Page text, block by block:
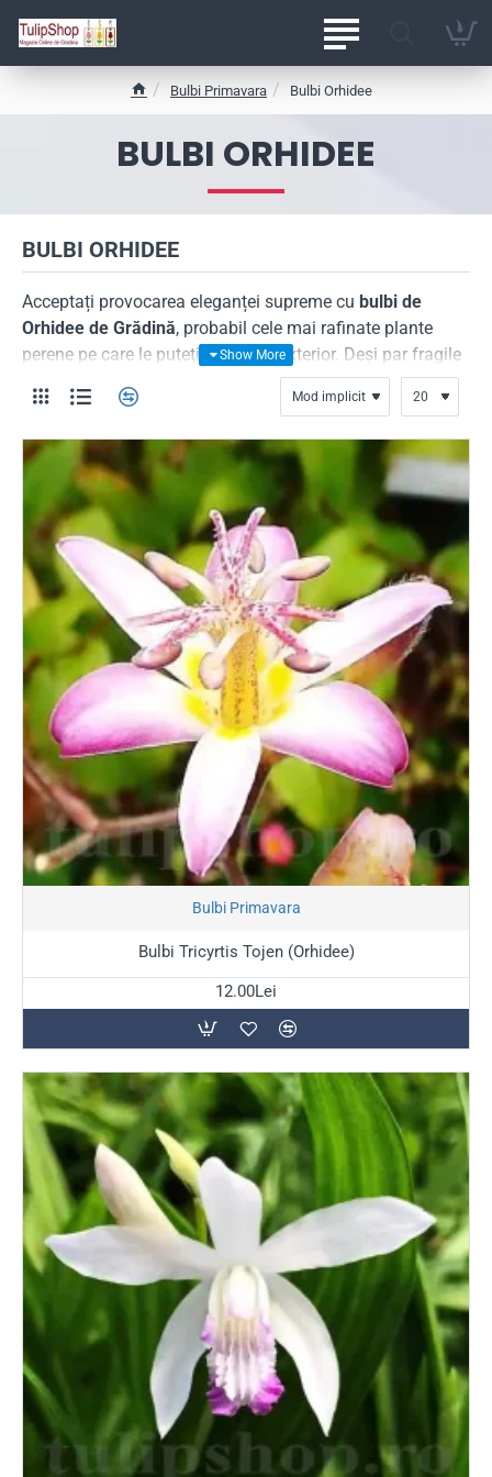
BULBI ORHIDEE
m
e
Bulbi Primavara Bulbi Orhidee
BULBI ORHIDEE
Acceptați provocarea eleganței supreme cu bulbi de
Orhidee de Grădină, probabil cele mai rafinate plante
perene pe care le puteți cultiva în exterior. Deși par fragile
și pretențioase, varietățile de grădină selectate de
TulipShop sunt surprinzător de rustice și adaptate
climatului nostru, oferind un spectacol floral de un
exotism rar, care va stârni admirația oricărui trecător.
De ce să alegi Orhideea de
Grădină pentru curtea ta?
💎Exclusivism și Raritate:Orhideele de grădină
(precumBletilla striata) aduc un aer de grădină
botanică privată, fiind piese de colecție pentru orice
pasionat de horticultură.
🎨Detalii Florale Fascinante:
Florile lor au structuri
complexe, culori vibrante de magenta, alb sau
galben și detalii picturale pe care nicio altă floare nu
le poate egala.
❄️Rezistență la Îngheț:Spre deosebire de rudele lor
tropicale, acești bulbi sunt adaptați să
supraviețuiască iernilor din România, intrând în
repaus sub pământ și revenind cu vigoare în fiecare
primăvară.
🌿Efect Naturalist:Se integrează perfect în
grădinile cu aspect sălbatic, în zonele cu umbră
filtrată sau lângă iazuri, unde creează un covor
Sfaturi pentru o plantare
reușită
Bulbii de orhidee de grădină se plantează de obicei în
martie-mai. Majoritatea speciilor preferă locurile cu
penumbră (soare blând dimineața și umbră după-amiaza)
și un sol foarte bine drenat, dar care să nu se usuce
complet niciodată.
Sfatul TulipShop:Secretul succesului stă în substrat.
Orhideele de grădină urăsc solul greu, lutos.
Recomandăm să amestecați pământul din grădină cu
turbă și puțin nisip sau scoarță de copac mărunțită pentru
a crea un mediu aerat. La plantare, nu îngropați bulbul
Bulbi Primavara
Bulbi Tricyrtis Tojen (Orhidee)
12.00Lei